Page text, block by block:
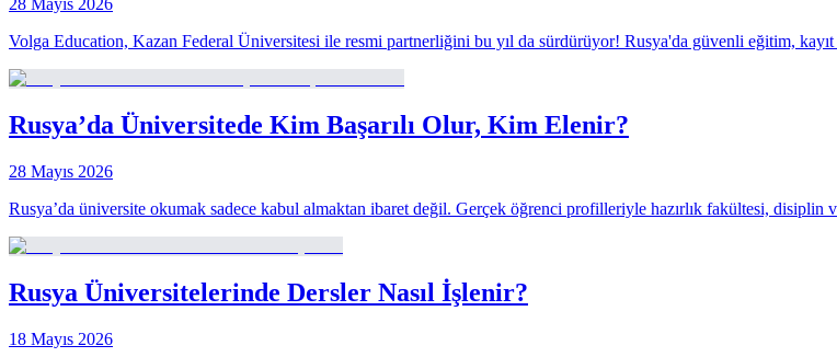
28 Mayıs 2026
Volga Education, Kazan Federal Üniversitesi ile resmi partnerliğini bu yıl da sürdürüyor! Rusya'da güvenli eğitim, kayıt
Rusya’da Üniversitede Kim Başarılı Olur, Kim Elenir?
28 Mayıs 2026
Rusya’da üniversite okumak sadece kabul almaktan ibaret değil. Gerçek öğrenci profilleriyle hazırlık fakültesi, disiplin
Rusya Üniversitelerinde Dersler Nasıl İşlenir?
18 Mayıs 2026